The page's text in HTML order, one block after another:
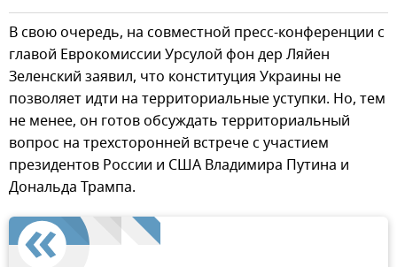
В свою очередь, на совместной пресс-конференции с
главой Еврокомиссии Урсулой фон дер Ляйен
Зеленский заявил, что конституция Украины не
позволяет идти на территориальные уступки. Но, тем
не менее, он готов обсуждать территориальный
вопрос на трехсторонней встрече с участием
президентов России и США Владимира Путина и
Дональда Трампа.